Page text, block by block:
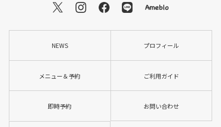
NEWS プロフィール
メニュー＆予約 ご利用ガイド
即時予約 お問い合わせ